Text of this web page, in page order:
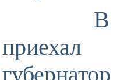
В 1826